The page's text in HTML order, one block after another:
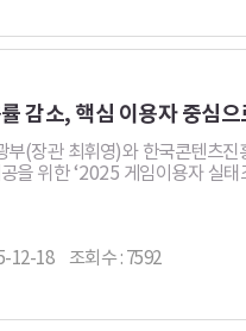
감소, 핵심 이용자 중심
부(장관 최휘영)와 한국콘텐츠
을 위한 ‘2025 게임이용자 실태
12-18 조회수 : 7592